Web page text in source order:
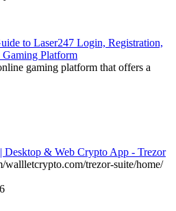
to Laser247 Login, Registration,
Platform
gaming platform that offers a
Desktop & Web Crypto App - Trezor
wallletcrypto.com/trezor-suite/home/